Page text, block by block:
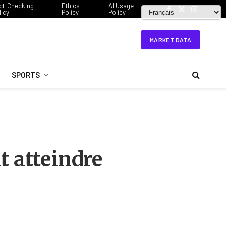
Checking
Ethics
Policy
AI Usage
Policy
Facebook
X
Instagram
MARKET DATA
SPORTS
atteindre